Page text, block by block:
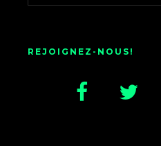
REJOIGNEZ-NOUS!